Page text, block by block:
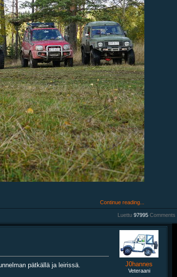
Continue reading...
Luettu 97995 Comments
pätkällä ja leirissä.
J0hannes
Veteraani